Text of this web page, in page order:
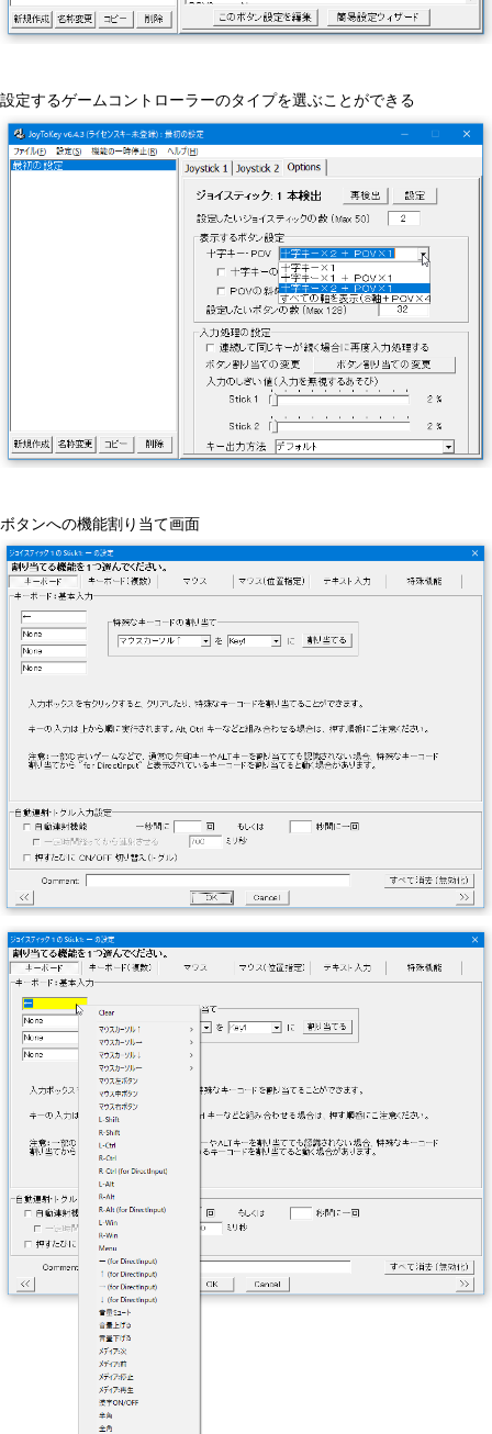
設定するゲームコントローラーのタイプを選ぶことができる
ボタンへの機能割り当て画面